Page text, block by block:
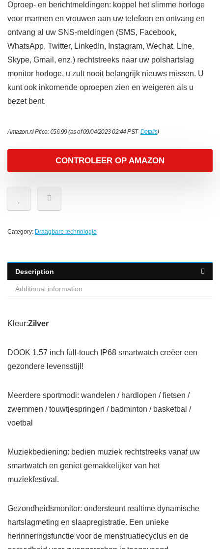
Oproep- en berichtmeldingen: koppel het slimme horloge
voor mannen en vrouwen aan uw telefoon en ontvang en
ontvang al uw SNS-meldingen (SMS, Facebook,
WhatsApp, Twitter, LinkedIn, Instagram, Wechat, Line,
Skype, Gmail, enz.) rechtstreeks naar uw polshartslag
monitor horloge, u zult nooit belangrijk nieuws missen. U
kunt ook inkomende oproepen zien en weigeren als u
bezet bent.
Amazon.nl Price:€56.99(as of 09/04/2023 02:44 PST-Details)
CONTROLEER OP AMAZON
Category: Draagbare technologie
Description
Additional information
Kleur:Zilver
DOOK 1,57 inch full-touch IP68 smartwatch creëer een
gezondere levensstijl!
Meerdere sportmodi: wandelen / hardlopen / fietsen /
zwemmen / touwtjespringen / badminton / basketbal /
voetbal
Muziekbediening: bedien muziek rechtstreeks vanaf uw
smartwatch en geniet gemakkelijker van het
muziekfestival.
Gezondheidsmonitor: ondersteunt realtime dynamische
hartslagmeting en slaapregistratie. Een unieke
herinneringsfunctie voor de menstruatiecyclus en de